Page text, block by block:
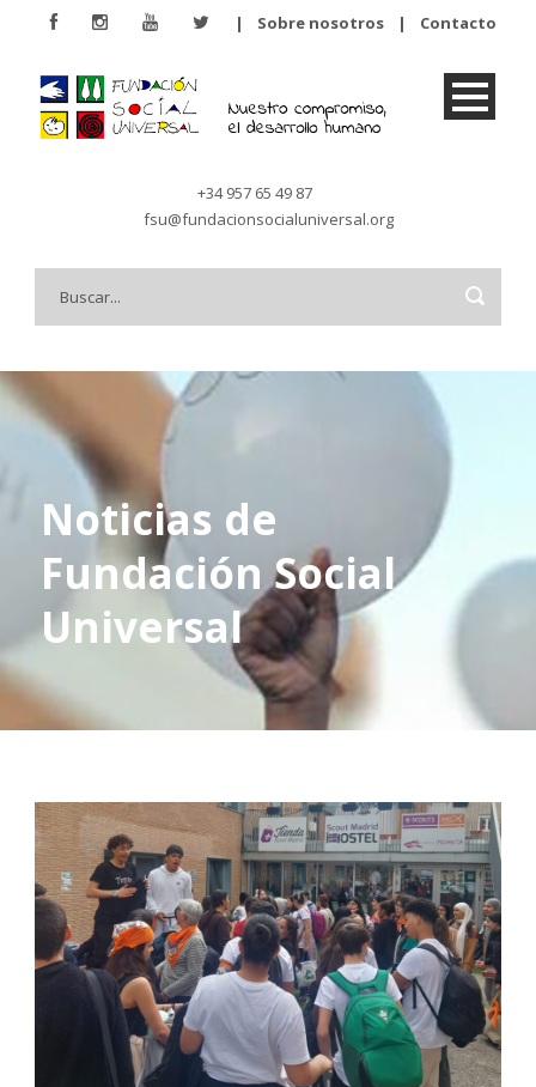
| Sobre nosotros | Contacto
+34 957 65 49 87
fsu@fundacionsocialuniversal.org
Noticias de
Fundación Social
Universal